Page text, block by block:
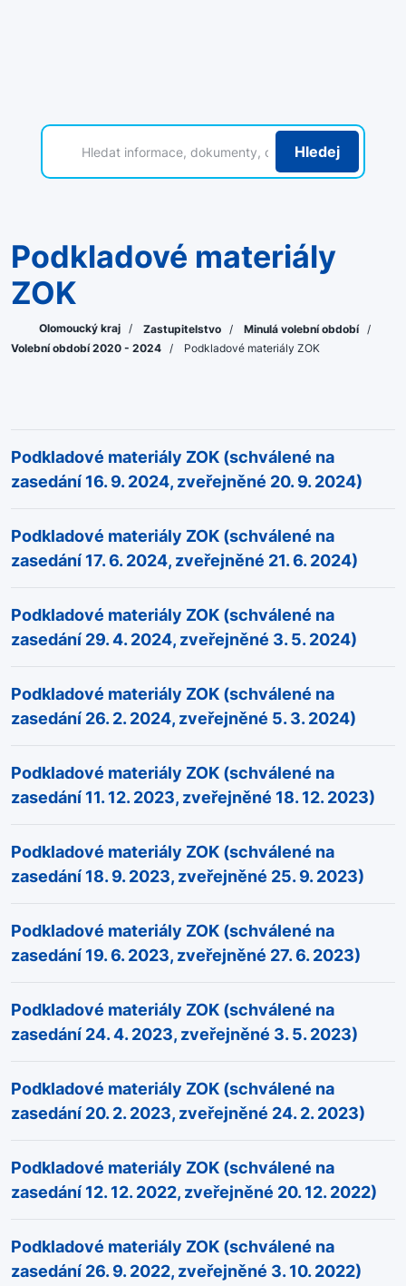
Hledej
Podkladové materiály
ZOK
Olomoucký kraj / Zastupitelstvo / Minulá volební období /
Volební období 2020 - 2024 / Podkladové materiály ZOK
Podkladové materiály ZOK (schválené na
zasedání 16. 9. 2024, zveřejněné 20. 9. 2024)
Podkladové materiály ZOK (schválené na
zasedání 17. 6. 2024, zveřejněné 21. 6. 2024)
Podkladové materiály ZOK (schválené na
zasedání 29. 4. 2024, zveřejněné 3. 5. 2024)
Podkladové materiály ZOK (schválené na
zasedání 26. 2. 2024, zveřejněné 5. 3. 2024)
Podkladové materiály ZOK (schválené na
zasedání 11. 12. 2023, zveřejněné 18. 12. 2023)
Podkladové materiály ZOK (schválené na
zasedání 18. 9. 2023, zveřejněné 25. 9. 2023)
Podkladové materiály ZOK (schválené na
zasedání 19. 6. 2023, zveřejněné 27. 6. 2023)
Podkladové materiály ZOK (schválené na
zasedání 24. 4. 2023, zveřejněné 3. 5. 2023)
Podkladové materiály ZOK (schválené na
zasedání 20. 2. 2023, zveřejněné 24. 2. 2023)
Podkladové materiály ZOK (schválené na
zasedání 12. 12. 2022, zveřejněné 20. 12. 2022)
Podkladové materiály ZOK (schválené na
zasedání 26. 9. 2022, zveřejněné 3. 10. 2022)